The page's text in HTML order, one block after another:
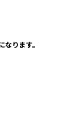
ります。